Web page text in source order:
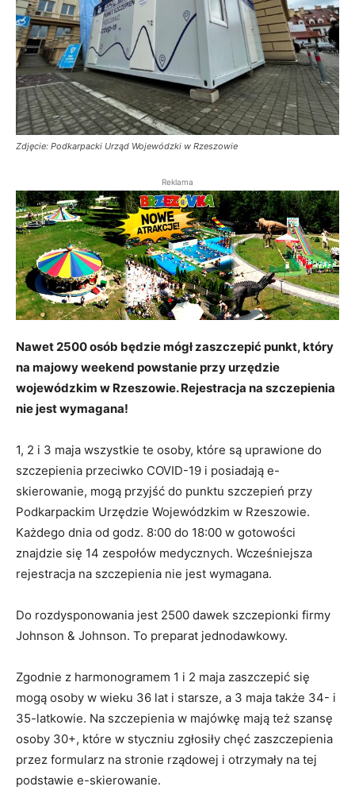
Zdjęcie: Podkarpacki Urząd Wojewódzki w Rzeszowie
Reklama
Nawet 2500 osób będzie mógł zaszczepić punkt, który
na majowy weekend powstanie przy urzędzie
wojewódzkim w Rzeszowie. Rejestracja na szczepienia
nie jest wymagana!
1, 2 i 3 maja wszystkie te osoby, które są uprawione do
szczepienia przeciwko COVID-19 i posiadają e-
skierowanie, mogą przyjść do punktu szczepień przy
Podkarpackim Urzędzie Wojewódzkim w Rzeszowie.
Każdego dnia od godz. 8:00 do 18:00 w gotowości
znajdzie się 14 zespołów medycznych. Wcześniejsza
rejestracja na szczepienia nie jest wymagana.
Do rozdysponowania jest 2500 dawek szczepionki firmy
Johnson & Johnson. To preparat jednodawkowy.
Zgodnie z harmonogramem 1 i 2 maja zaszczepić się
mogą osoby w wieku 36 lat i starsze, a 3 maja także 34- i
35-latkowie. Na szczepienia w majówkę mają też szansę
osoby 30+, które w styczniu zgłosiły chęć zaszczepienia
przez formularz na stronie rządowej i otrzymały na tej
podstawie e-skierowanie.